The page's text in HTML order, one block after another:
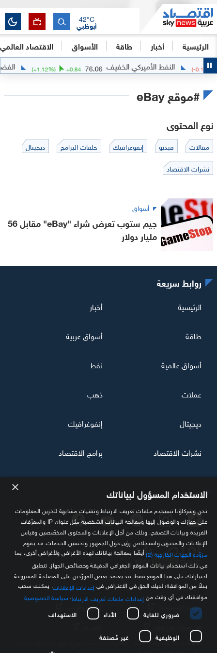
الرئيسية أخبار طاقة الأسواق الاقتصاد العالمي
أبوظبي
42°C
(-0.15 النفط الأميركي الخفيف 76.06
+0.84
(+ 1.12%)
#موقع eBay
نوع المحتوى
مقالات فيديو إنفوغرافيك حلقات البرامج
ديجيتال
نشرات الاقتصاد
أسواق
جيم ستوب تعرض شراء "eBay" مقابل 56
مليار دولار
تابعنا
مصدرك الموثوق للمعلومة الاقتصادية
روابط سريعة
الرئيسية أخبار
طاقة أسواق عربية
أسواق عالمية نفط
عملات ذهب
ديجيتال إنفوغرافيك
نشرات الاقتصاد برامج الاقتصاد
سياسة الخصوصية الشروط والأحكام
كافة العلامات التجارية الخاصة بـ SKY وكل ما تتضمنه من حقوق الملكية الفكرية هي
× الاستخدام المسؤول لبياناتك
نحن وشركاؤنا نستخدم ملفات تعريف الارتباط وتقنيات مشابهة لتخزين المعلومات
على جهازك والوصول إليها ومعالجة البيانات الشخصية مثل عنوان IP والمعرّفات
الفريدة وبيانات التصفح، وذلك من أجل الإعلانات والمحتوى المخصّصين وقياس
الإعلانات والمحتوى واستخلاص رؤى حول الجمهور وتحسين الخدمات. قد يقوم
مزوّدو الجهات الخارجية (2)
أيضًا بمعالجة بياناتك لهذه الأغراض ولأغراض أخرى، بما
في ذلك استخدام بيانات الموقع الجغرافي الدقيقة وخصائص الجهاز. تنطبق
اختياراتك على هذا الموقع فقط. قد يعتمد بعض المورّدين على المصلحة المشروعة
بدلاً من الموافقة؛ لديك الحق في الاعتراض في إعدادات الإعلانات . يمكنك سحب
موافقتك في أي وقت من إعدادات ملفات تعريف الارتباط سياسة الخصوصية
ضروري للغاية
الأداء الاستهداف
الوظيفية غير مُصنفة